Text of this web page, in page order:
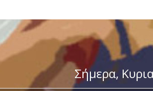
Σήμερα,